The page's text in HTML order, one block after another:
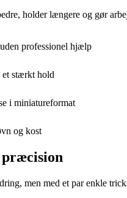
holder længere og gør
professionel hjælp
et stærkt hold
i miniatureformat
og kost
men med et par enkle